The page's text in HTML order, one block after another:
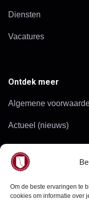
Om de beste ervaringen te
cookies om informatie over
Diensten
Vacatures
Ontdek meer
Algemene
Actueel (nieuws)
Doelgroepen